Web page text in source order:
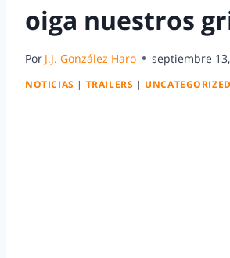
oiga nuestros
Por J.J. González Haro septiembre
NOTICIAS | TRAILERS | UNCATEGORIZED